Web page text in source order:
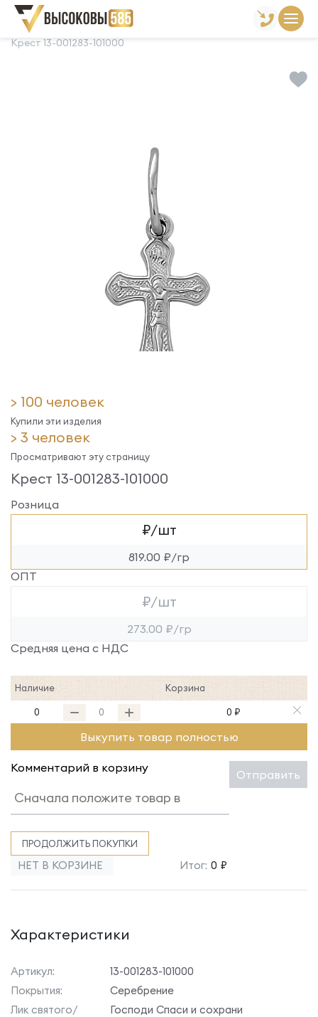
Главная Склад готовой продукции
Крест 13-001283-101000
> 100 человек
Купили эти изделия
> 3 человек
Просматривают эту страницу
Крест 13-001283-101000
Розница
₽/шт
819.00 ₽/гр
ОПТ
₽/шт
273.00 ₽/гр
Средняя цена с НДС
Наличие Корзина
0 0 ₽
Выкупить товар полностью
Комментарий в корзину Отправить
ПРОДОЛЖИТЬ ПОКУПКИ
НЕТ В КОРЗИНЕ Итог: 0 ₽
Характеристики
Артикул:
13-001283-101000
Покрытия:
Серебрение
Лик святого/
Господи Спаси и сохрани